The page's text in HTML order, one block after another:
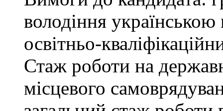
володіння
освітньо-
Стаж роботи на
місцевого